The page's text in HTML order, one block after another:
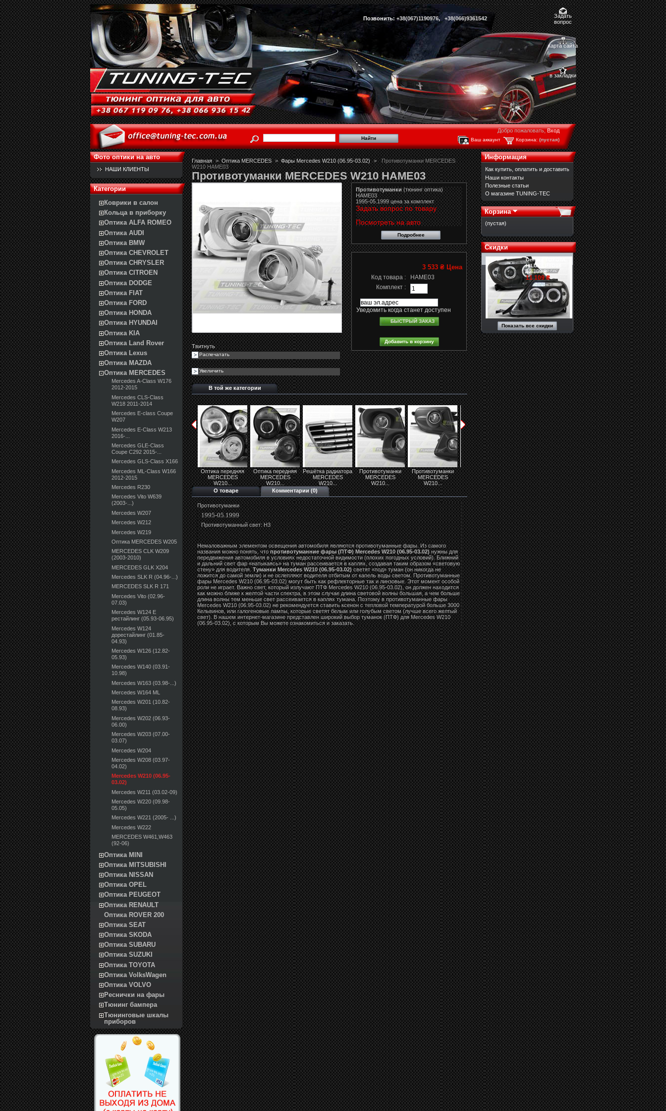
Позвонить: +38(067)1190976, +38(066)9361542
Задать
вопрос
карта сайта
в закладки
Добро пожаловать,Вход
Корзина: (пустая)
Ваш аккаунт
Фото оптики на авто
НАШИ КЛИЕНТЫ
Категории
Коврики в салон
Кольца в приборку
Оптика ALFA ROMEO
Оптика AUDI
Оптика BMW
Оптика CHEVROLET
Оптика CHRYSLER
Оптика CITROEN
Оптика DODGE
Оптика FIAT
Оптика FORD
Оптика HONDA
Оптика HYUNDAI
Оптика KIA
Оптика Land Rover
Оптика Lexus
Оптика MAZDA
Оптика MERCEDES
Mercedes A-Class W176
2012-2015
Mercedes CLS-Class
W218 2011-2014
Mercedes E-class Coupe
W207
Mercedes E-Class W213
2016-...
Mercedes GLE-Class
Coupe C292 2015-...
Mercedes GLS-Class X166
Mercedes ML-Class W166
2012-2015
Mercedes R230
Mercedes Vito W639
(2003-...)
Mercedes W207
Mercedes W212
Mercedes W219
Оптика MERCEDES W205
MERCEDES CLK W209
(2003-2010)
MERCEDES GLK X204
Mercedes SLK R (04.96-...)
MERCEDES SLK R 171
Mercedes Vito (02.96-
07.03)
Mercedes W124 E
рестайлинг (05.93-06.95)
Mercedes W124
дорестайлинг (01.85-
04.93)
Mercedes W126 (12.82-
05.93)
Mercedes W140 (03.91-
10.98)
Mercedes W163 (03.98-...)
Mercedes W164 ML
Mercedes W201 (10.82-
08.93)
Mercedes W202 (06.93-
06.00)
Mercedes W203 (07.00-
03.07)
Mercedes W204
Mercedes W208 (03.97-
04.02)
Mercedes W210 (06.95-
03.02)
Mercedes W211 (03.02-09)
Mercedes W220 (09.98-
05.05)
Mercedes W221 (2005- ...)
Mercedes W222
MERCEDES W461,W463
(92-06)
Оптика MINI
Оптика MITSUBISHI
Оптика NISSAN
Оптика OPEL
Оптика PEUGEOT
Оптика RENAULT
Оптика ROVER 200
Оптика SEAT
Оптика SKODA
Оптика SUBARU
Оптика SUZUKI
Оптика TOYOTA
Оптика VolksWagen
Оптика VOLVO
Реснички на фары
Тюнинг бампера
Тюнинговые шкалы
приборов
Главная > Оптика MERCEDES > Фары Mercedes W210 (06.95-03.02) >
Противотуманки MERCEDES
W210 HAME03
Противотуманки MERCEDES W210 HAME03
Твитнуть
Распечатать
Увеличить
Противотуманки(тюнинг оптика)
HAME03
1995-05.1999 цена за комплект
Задать вопрос по товару
Посмотреть на авто
Подробнее
3 533 ₴Цена
Код товара :
HAME03
Комплект :
Уведомить когда станет доступен
БЫСТРЫЙ ЗАКАЗ
В той же категории
Оптика передняя
MERCEDES
W210...
Оптика передняя
MERCEDES
W210...
Решётка радиатора
MERCEDES
W210...
Противотуманки
MERCEDES
W210...
Противотуманки
MERCEDES
W210...
Противотуманки
MERCEDES
W210...
Решётка радиатора
на MERCEDES...
Передние фары
MERCEDES
W210...
Задние фонари на
MERCEDES
W210...
О товаре
Комментарии (0)
Противотуманки
1995-05.1999
Противотуманный свет: Н3
Немаловажным элементом освещения автомобиля являются противотуманные фары. Из самого
названия можно понять, чтопротивотуманние фары (ПТФ) Mercedes W210 (06.95-03.02)нужны для
передвижения автомобиля в условиях недостаточной видимости (плохих погодных условий). Ближний
и дальний свет фар «натыкаясь» на туман рассеивается в каплях, создавая таким образом «световую
стену» для водителя.Туманки Mercedes W210 (06.95-03.02)светят «под» туман (он никогда не
ложится до самой земли) и не ослепляют водителя отбитым от капель воды светом. Противотуманные
фары Mercedes W210 (06.95-03.02) могут быть как рефлекторные так и линзовые. Этот момент особой
роли не играет. Важно свет, который излучают ПТФ Mercedes W210 (06.95-03.02), он должен находится
как можно ближе к желтой части спектра, в этом случае длина световой волны большая, а чем больше
длина волны тем меньше свет рассеивается в каплях тумана. Поэтому в противотуманные фары
Mercedes W210 (06.95-03.02) не рекомендуется ставить ксенон с тепловой температурой больше 3000
Кельвинов, или галогеновые лампы, которые светят белым или голубым светом (лучше всего желтый
свет). В нашем интернет-магазине представлен широкий выбор туманок (ПТФ) для Mercedes W210
(06.95-03.02), с которым Вы можете ознакомиться и заказать.
Информация
Как купить, оплатить и доставить
Наши контакты
Полезные статьи
О магазине TUNING-TEC
Корзина
(пустая)
Скидки
Оптика TOYOTA
HILUX LPTO08
12 109 ₴
11 109 ₴
Показать все скидки